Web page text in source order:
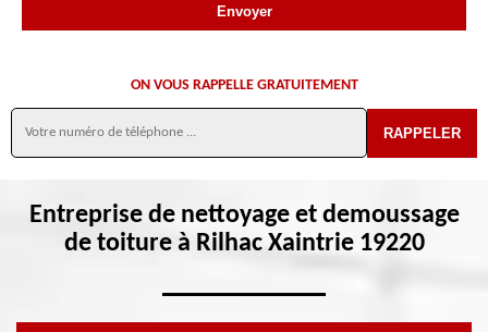
ON VOUS RAPPELLE GRATUITEMENT
Entreprise de nettoyage et demoussage
de toiture à Rilhac Xaintrie 19220